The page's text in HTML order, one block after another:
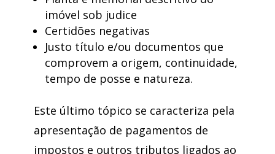
imóvel sob judice
Certidões negativas
Justo título e/ou documentos que
comprovem a origem, continuidade,
tempo de posse e natureza.
Este último tópico se caracteriza pela
apresentação de pagamentos de
impostos e outros tributos ligados ao